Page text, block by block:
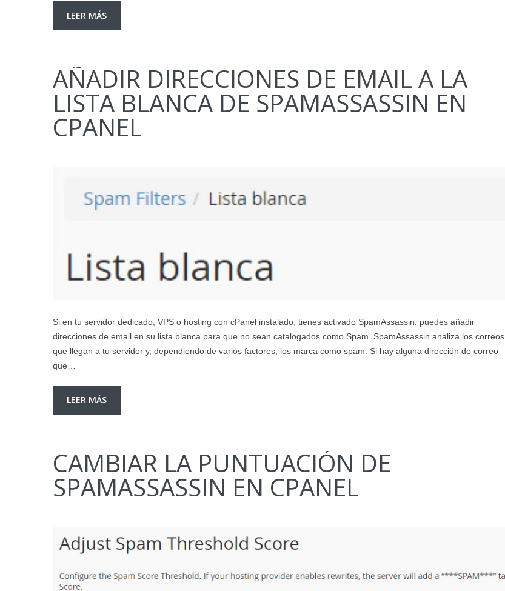
LEER MÁS
AÑADIR DIRECCIONES DE EMAIL A LA
LISTA BLANCA DE SPAMASSASSIN EN
CPANEL
Si en tu servidor dedicado, VPS o hosting con cPanel instalado, tienes activado SpamAssassin, puedes añadir
direcciones de email en su lista blanca para que no sean catalogados como Spam. SpamAssassin analiza los correos
que llegan a tu servidor y, dependiendo de varios factores, los marca como spam. Si hay alguna dirección de correo
que…
LEER MÁS
CAMBIAR LA PUNTUACIÓN DE
SPAMASSASSIN EN CPANEL